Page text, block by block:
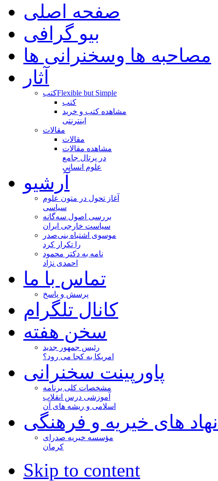
صفحه اصلی
بیو گرافی
مصاحبه ها وسخنرانی ها
آثار
کتبFlexible but Simple
کتب
مشاهده کتب و خرید
اینترنتی
مقالات
مقالات
مشاهده مقالات
در پرتال جامع
علوم انسانی
آرشیو
آغاز تحول در متون علوم
سیاسی
بررسی اصول سه‌گانه
سیاست خارجی ایران
موسوی اشتباه بنی‌صدر
را تکرار کرد
نامه به دکتر محمود
احمدی نژاد
تماس با ما
پرسش و پاسخ
کانال تلگرام
سخن هفته
رئیس جمهور جدید
امریکا به کجا می رود؟
پاورپینت سخنرانی
مشخصات کلی برنامه
آموزشی درس انقلاب
اسلامی و ریشه های آن
نهاد های خیریه و فرهنگی
مؤسسه خیریه صدرای
کرمان
Skip to content